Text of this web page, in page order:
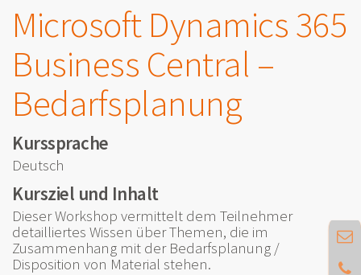
Microsoft Dynamics 365
Business Central –
Bedarfsplanung
Kurssprache
Deutsch
Kursziel und Inhalt
Dieser Workshop vermittelt dem Teilnehmer
detailliertes Wissen über Themen, die im
Zusammenhang mit der Bedarfsplanung /
Disposition von Material stehen.